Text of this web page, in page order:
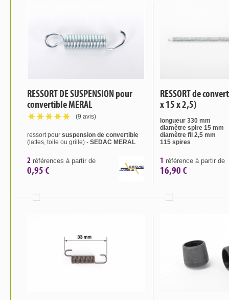
RESSORT DE SUSPENSION pour
convertible MERAL
(9 avis)
ressort pour suspension de convertible
(lattes, toile ou grille) - SEDAC MERAL
2 références à partir de
0,95 €
RESSORT de
x 15 x 2,5)
longueur 330 mm
diamètre spire 15 mm
diamètre fil 2,5 mm
115 spires
1 référence à partir de
16,90 €